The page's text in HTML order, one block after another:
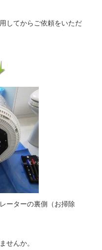
してからご依頼をいただ
ーターの裏側（お掃除
せんか。